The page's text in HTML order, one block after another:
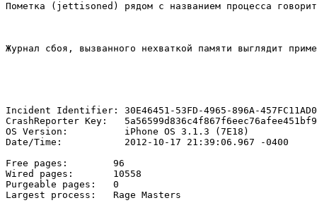
Пометка (jettisoned) рядом с названием процесса
Журнал сбоя, вызванного нехваткой памяти выглядит
Incident Identifier: 30E46451-53FD-4965-896A-
CrashReporter Key:
OS Version:          iPhone OS 3.1.3 (7E18)
Date/Time:           2012-10-17 21:39:06.967 -0400
Free pages:        96
Wired pages:       10558
Purgeable pages:   0
Largest process:   Rage Masters